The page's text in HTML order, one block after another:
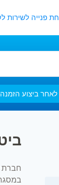
פנייה לשירות
ביצוע הזמנה
חברת
במסגרת